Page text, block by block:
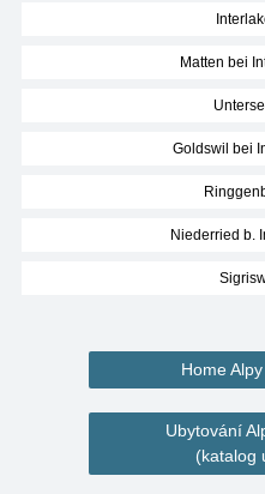
Matten bei
Goldswil bei
Niederried b.
Home
Ubytování
(katalog